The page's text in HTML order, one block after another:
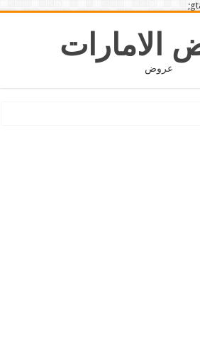
الامارات
عروض